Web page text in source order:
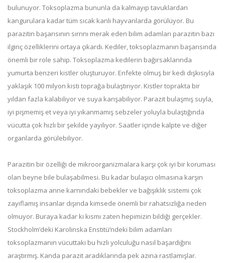
bulunuyor. Toksoplazma bununla da kalmayıp tavuklardan
kangurulara kadar tüm sıcak kanlı hayvanlarda görülüyor. Bu
parazitin başarısının sırrını merak eden bilim adamları parazitin bazı
ilginç özelliklerini ortaya çıkardı. Kediler, toksoplazmanın başarısında
önemli bir role sahip. Toksoplazma kedilerin bağırsaklarında
yumurta benzeri kistler oluşturuyor. Enfekte olmuş bir kedi dışkısıyla
yaklaşık 100 milyon kisti toprağa bulaştırıyor. Kistler toprakta bir
yıldan fazla kalabiliyor ve suya karışabiliyor. Parazit bulaşmış suyla,
iyi pişmemiş et veya iyi yıkanmamış sebzeler yoluyla bulaştığında
vücutta çok hızlı bir şekilde yayılıyor. Saatler içinde kalpte ve diğer
organlarda görülebiliyor.
Parazitin bir özelliği de mikroorganizmalara karşı çok iyi bir koruması
olan beyne bile bulaşabilmesi. Bu kadar bulaşıcı olmasına karşın
toksoplazma anne karnındaki bebekler ve bağışıklık sistemi çok
zayıflamış insanlar dışında kimsede önemli bir rahatsızlığa neden
olmuyor. Buraya kadar ki kısmı zaten hepimizin bildiği gerçekler.
Stockholm’deki Karolinska Enstitü’ndeki bilim adamları
toksoplazmanın vücuttaki bu hızlı yolculuğu nasıl başardığını
araştırmış. Kanda parazit aradıklarında pek azına rastlamışlar.